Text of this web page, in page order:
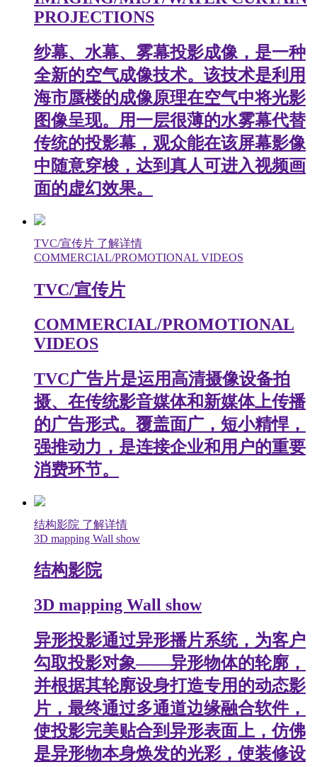
PROJECTIONS
纱幕、水幕、雾幕投影成像，是一种
全新的空气成像技术。该技术是利用
海市蜃楼的成像原理在空气中将光影
图像呈现。用一层很薄的水雾幕代替
传统的投影幕，观众能在该屏幕影像
中随意穿梭，达到真人可进入视频画
面的虚幻效果。
TVC/宣传片 了解详情
COMMERCIAL/PROMOTIONAL VIDEOS
TVC/宣传片
COMMERCIAL/PROMOTIONAL
VIDEOS
TVC广告片是运用高清摄像设备拍
摄、在传统影音媒体和新媒体上传播
的广告形式。覆盖面广，短小精悍，
强推动力，是连接企业和用户的重要
消费环节。
结构影院 了解详情
3D mapping Wall show
结构影院
3D mapping Wall show
异形投影通过异形播片系统，为客户
勾取投影对象——异形物体的轮廓，
并根据其轮廓设身打造专用的动态影
片，最终通过多通道边缘融合软件，
使投影完美贴合到异形表面上，仿佛
是异形物本身焕发的光彩，使装修设